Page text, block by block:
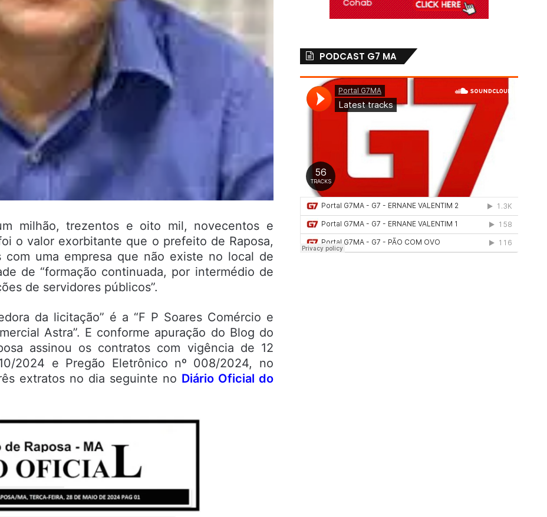
milhão, trezentos e oito mil, novecentos e
o valor exorbitante que o prefeito de Raposa,
com uma empresa que não existe no local de
de “formação continuada, por intermédio de
de servidores públicos”.
da licitação” é a “F P Soares Comércio e
Astra”. E conforme apuração do Blog do
assinou os contratos com vigência de 12
2024 e Pregão Eletrônico nº 008/2024, no
extratos no dia seguinte no Diário Oficial do
PODCAST G7 MA